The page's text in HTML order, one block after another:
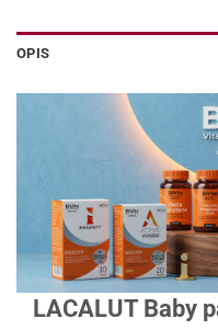
OPIS
LACALUT Baby